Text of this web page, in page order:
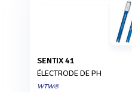
SENTIX 41
ÉLECTRODE DE PH
WTW®